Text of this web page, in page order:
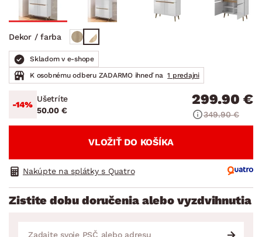
Dekor / farba
Skladom v e-shope
K osobnému odberu ZADARMO ihneď na 1 predajni
-14%
Ušetríte
50.00 €
299.90 €
349.90 €
VLOŽIŤ DO KOŠÍKA
Nakúpte na splátky s Quatro
Zistite dobu doručenia alebo vyzdvihnutia